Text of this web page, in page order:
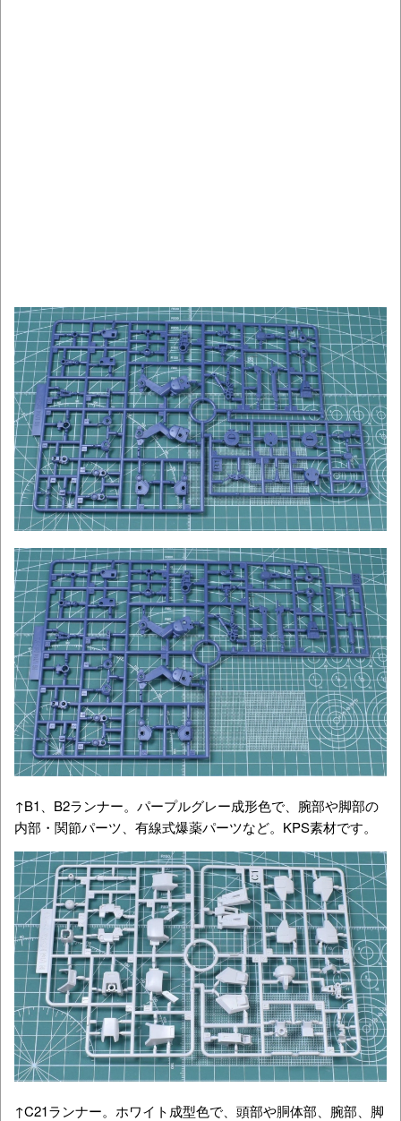
↑B1、B2ランナー。パープルグレー成形色で、腕部や脚部の
内部・関節パーツ、有線式爆薬パーツなど。KPS素材です。
↑C21ランナー。ホワイト成型色で、頭部や胴体部、腕部、脚